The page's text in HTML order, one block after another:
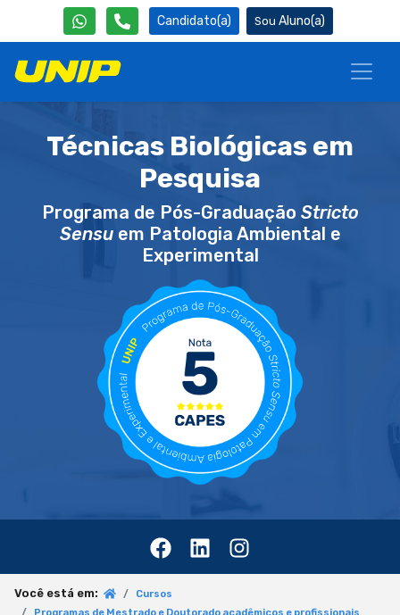
Candidato(a) Aluno(a)
Técnicas Biológicas em
Pesquisa
Programa de Pós-Graduação Stricto
Sensuem Patologia Ambiental e
Experimental
Você está em:
Cursos